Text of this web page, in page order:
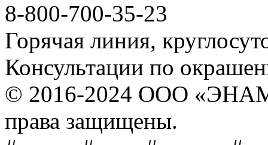
8-800-700-35-23
Горячая линия,
Консультации по
© 2016-2024 ООО
права защищены.